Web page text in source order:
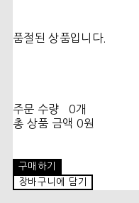
품절된 상품입니다.
주문 수량
0개
총 상품 금액 0원
구매하기
장바구니에 담기